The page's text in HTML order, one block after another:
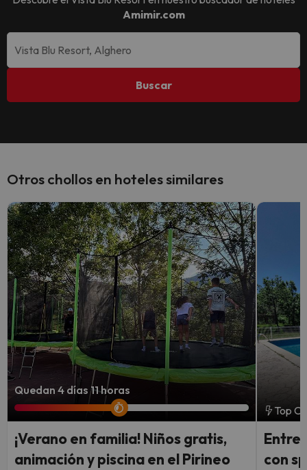
Amimir.com
Buscar
Otros chollos en hoteles similares
Quedan 4 días 11 horas
¡Verano en familia! Niños gratis,
animación y piscina en el Pirineo
Top
Entre
con